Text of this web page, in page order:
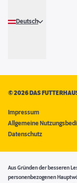
Deutsch
©2026 DAS
Impressum
Allgemeine
Datenschutz
Aus Gründen der besseren
personenbezogenen